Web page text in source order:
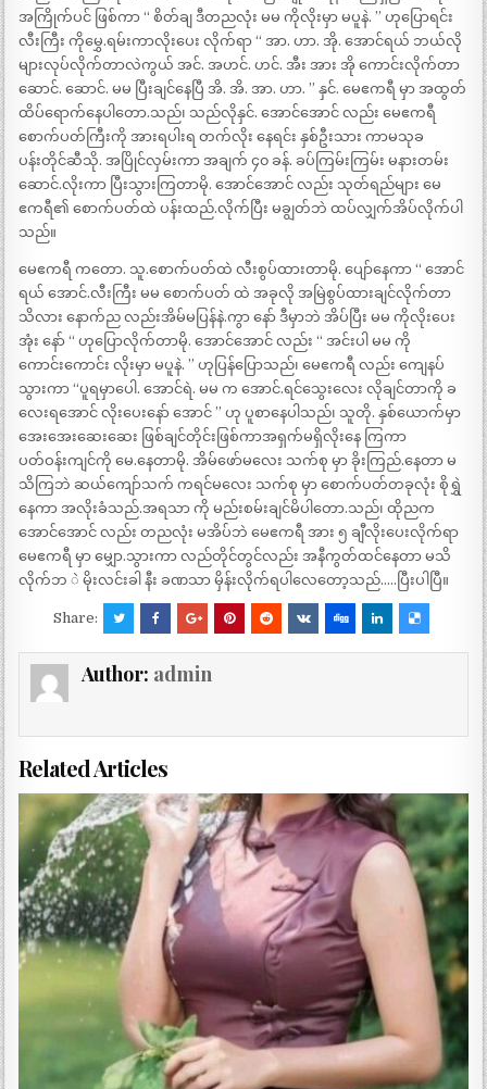
အကြိုက်ပင် ဖြစ်ကာ “ စိတ်ချ ဒီတညလုံး မမ ကိုလိုးမှာ မပူနဲ. ” ဟုပြောရင်း
လီးကြီး ကိုမွှေ.ရမ်းကာလိုးပေး လိုက်ရာ “ အာ. ဟာ. အို. အောင်ရယ် ဘယ်လို
များလုပ်လိုက်တာလဲကွယ် အင်. အဟင်. ဟင်. အီး အား အို ကောင်းလိုက်တာ
ဆောင်. ဆောင်. မမ ပြီးချင်နေပြီ အိ. အိ. အာ. ဟာ. ” နှင်. မေဧကရီ မှာ အထွတ်
ထိပ်ရောက်နေပါတော.သည်၊ သည်လိုနှင်. အောင်အောင် လည်း မေဧကရီ
စောက်ပတ်ကြီးကို အားရပါးရ တက်လိုး နေရင်း နှစ်ဦးသား ကာမသုခ
ပန်းတိုင်ဆီသို. အပြိုင်လှမ်းကာ အချက် ၄၀ ခန်. ခပ်ကြမ်းကြမ်း မနားတမ်း
ဆောင်.လိုးကာ ပြီးသွားကြတာမို. အောင်အောင် လည်း သုတ်ရည်များ မေ
ဧကရီ၏ စောက်ပတ်ထဲ ပန်းထည်.လိုက်ပြီး မချွတ်ဘဲ ထပ်လျှက်အိပ်လိုက်ပါ
သည်။
မေဧကရီ ကတော. သူ.စောက်ပတ်ထဲ လီးစွပ်ထားတာမို. ပျော်နေကာ “ အောင်
ရယ် အောင်.လီးကြီး မမ စောက်ပတ် ထဲ အခုလို အမြဲစွပ်ထားချင်လိုက်တာ
သိလား နောက်ည လည်းအိမ်မပြန်နဲ.ကွာ နော် ဒီမှာဘဲ အိပ်ပြီး မမ ကိုလိုးပေး
အုံး နော် “ ဟုပြောလိုက်တာမို. အောင်အောင် လည်း “ အင်းပါ မမ ကို
ကောင်းကောင်း လိုးမှာ မပူနဲ. ” ဟုပြန်ပြောသည်၊ မေဧကရီ လည်း ကျေနပ်
သွားကာ “ပူရမှာပေါ. အောင်ရဲ. မမ က အောင်.ရင်သွေးလေး လိုချင်တာကို ခ
လေးရအောင် လိုးပေးနော် အောင် ” ဟု ပူစာနေပါသည်၊ သူတို. နှစ်ယောက်မှာ
အေးအေးဆေးဆေး ဖြစ်ချင်တိုင်းဖြစ်ကာအရှက်မရှိလိုးနေ ကြကာ
ပတ်ဝန်းကျင်ကို မေ.နေတာမို. အိမ်ဖော်မလေး သက်စု မှာ ခိုးကြည်.နေတာ မ
သိကြဘဲ ဆယ်ကျော်သက် ကရင်မလေး သက်စု မှာ စောက်ပတ်တခုလုံး စိုရွှဲ
နေကာ အလိုးခံသည်.အရသာ ကို မည်းစမ်းချင်မိပါတော.သည်၊ ထိုညက
အောင်အောင် လည်း တညလုံး မအိပ်ဘဲ မေဧကရီ အား ၅ ချီလိုးပေးလိုက်ရာ
မေဧကရီ မှာ မျှော.သွားကာ လည်တိုင်တွင်လည်း အနီကွတ်ထင်နေတာ မသိ
လိုက်ဘ ဲ မိုးလင်းခါ နီး ခဏသာ မှိန်းလိုက်ရပါလေတော့သည်…..ပြီးပါပြီ။
Share:
Author: admin
Related Articles